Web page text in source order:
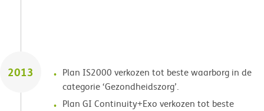
2013
Plan IS2000 verkozen tot beste waarborg in de
categorie ‘Gezondheidszorg’.
Plan GI Continuity+Exo verkozen tot beste